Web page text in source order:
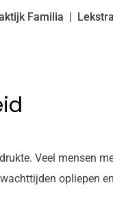
Familia
Veel mensen
opliepen